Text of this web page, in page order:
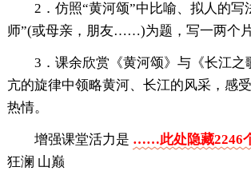
2．仿照“黄河颂”中比喻、拟人的写
师”(或母亲，朋友……)为题，写一两个片
3．课余欣赏《黄河颂》与《长江之
亢的旋律中领略黄河、长江的风采，感
热情。
增强课堂活力是 ……此处隐藏
狂澜 山巅